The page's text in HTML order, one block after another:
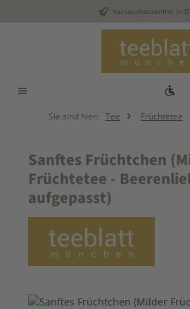
Zum Hauptinhalt springenVersandkostenfrei in
Sie sind hier: Tee Früchtetee
Sanftes Früchtchen
Früchtetee -
aufgepasst)
Bildergalerie überspringen